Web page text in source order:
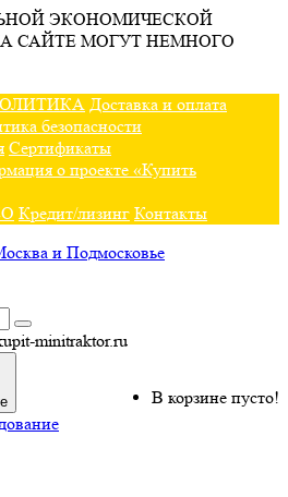
ЭКОНОМИЧЕСКОЙ
САЙТЕ МОГУТ НЕМНОГО
Доставка и оплата
безопасности
Сертификаты
о проекте «Купить
Кредит/лизинг Контакты
minitraktor.ru
В корзине пусто!